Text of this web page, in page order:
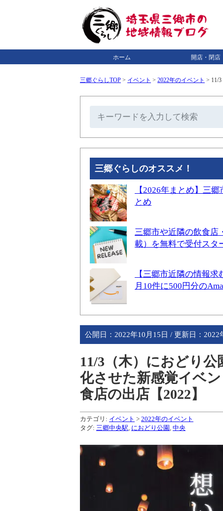
ホーム 開店・閉店
三郷ぐらしTOP > イベント > 2022年のイベント > 11/
三郷ぐらしのオススメ！
【2026年まとめ】三
とめ
三郷市や近隣の飲食店
載）を無料で受付スタ
【三郷市近隣の情報
月10件に500円分の
公開日： 2022年10月15日 / 更新日： 2022
11/3（木）におどり
化させた新感覚イベ
食店の出店【2022】
カテゴリ: イベント > 2022年のイベント
タグ: 三郷中央駅 におどり公園 中央